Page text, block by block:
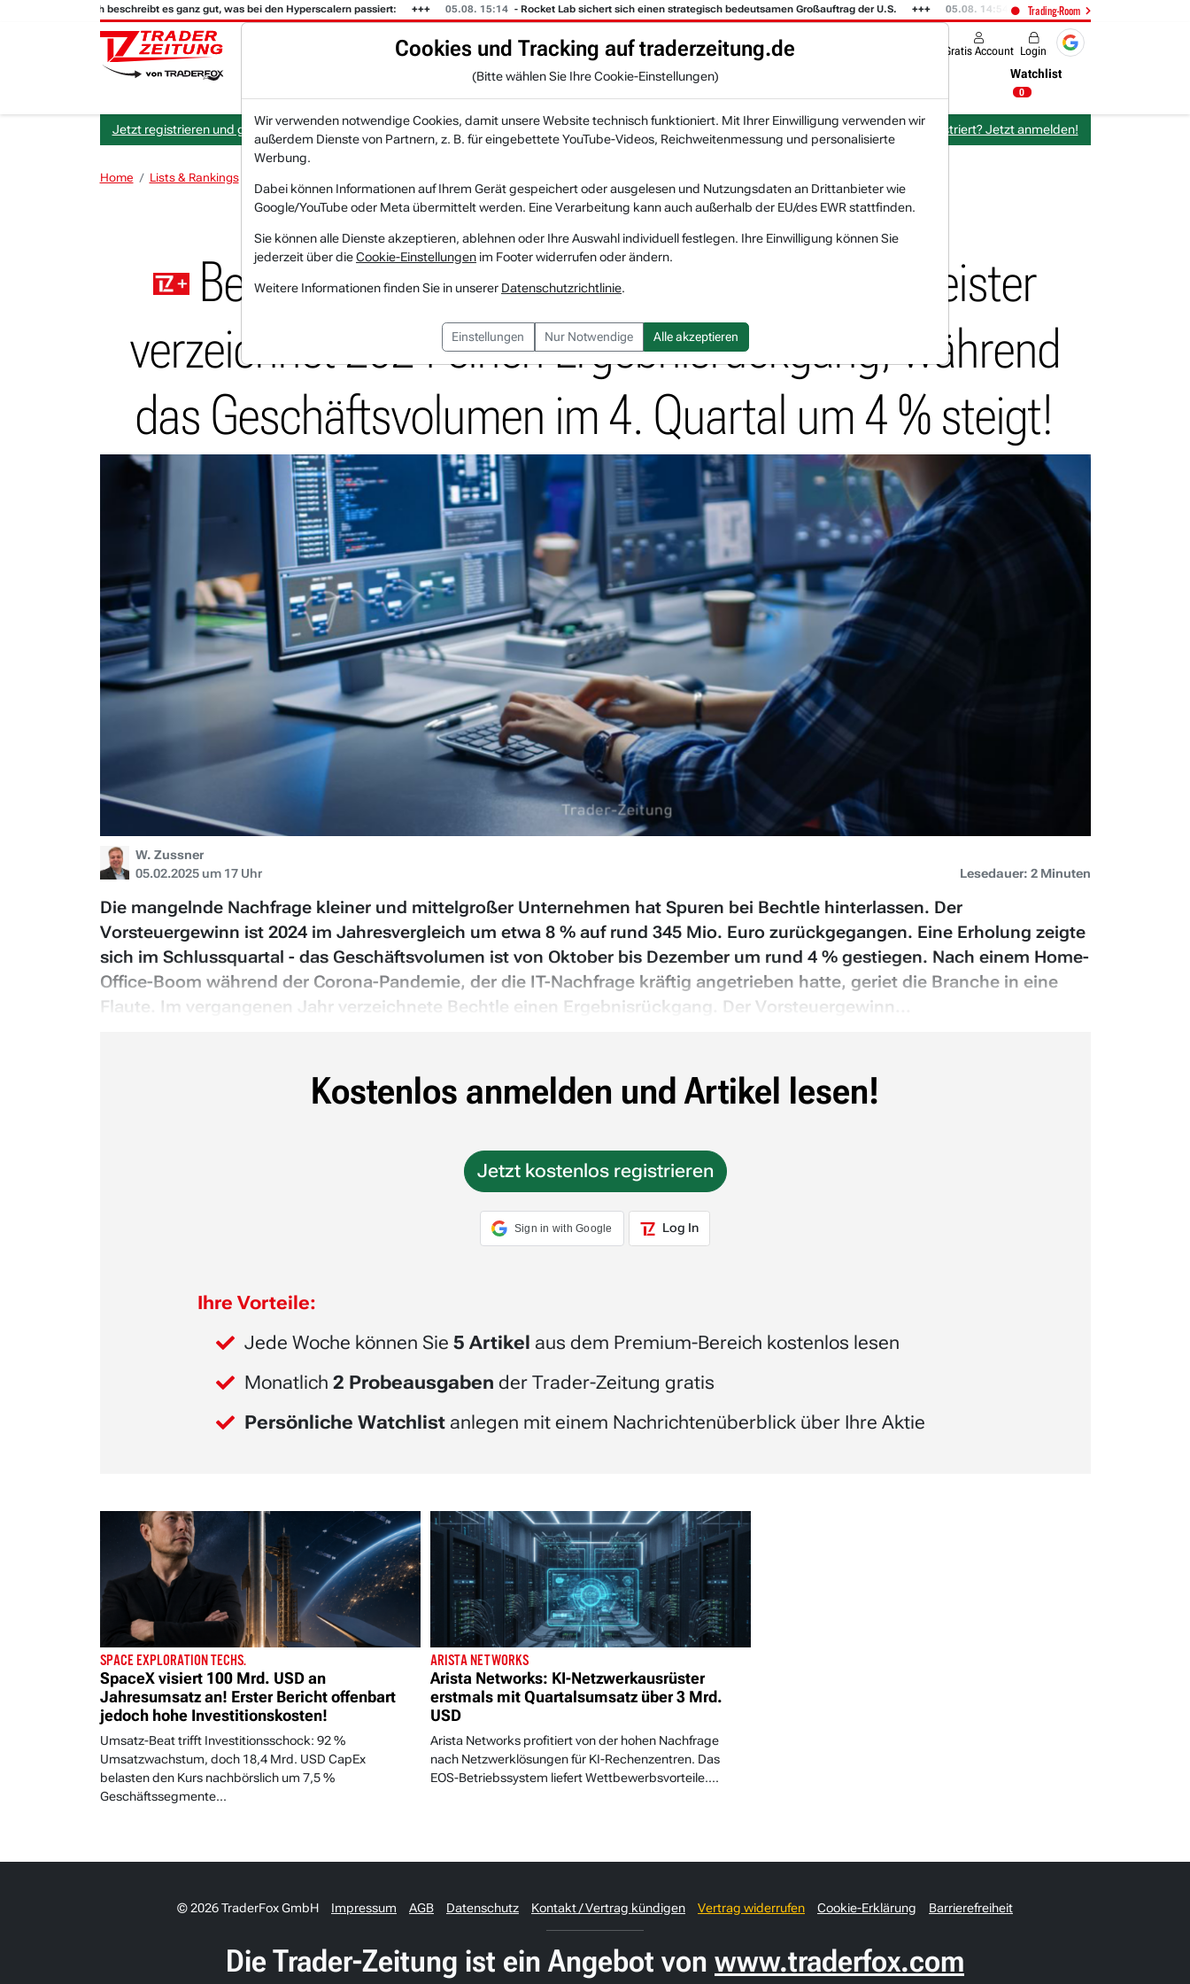
Trading-Room
Research beschreibt es ganz gut, was bei den Hyperscalern passiert: 05.08. 15:14 - Rocket Lab sichert sich einen strategisch bedeutsamen Großauftrag der U.S. 05.08. 14:54 Was Elon Musk in dieser Nacht zu NVIDIA
Gratis Account Login
KI-Agenten NEU Zeitung Rankings & Trends Watchlist
0
Jetzt registrieren und gratis Artikel lesen. Bereits bei TraderFox registriert? Jetzt anmelden!
Home Lists & Rankings
Bechtle
Bechtle im Pivotal-Point-Check: IT-Dienstleister
verzeichnet 2024 einen Ergebnisrückgang, während
das Geschäftsvolumen im 4. Quartal um 4 % steigt!
W. Zussner
05.02.2025 um 17 Uhr
Lesedauer: 2 Minuten
Die mangelnde Nachfrage kleiner und mittelgroßer Unternehmen hat Spuren bei Bechtle hinterlassen. Der
Vorsteuergewinn ist 2024 im Jahresvergleich um etwa 8 % auf rund 345 Mio. Euro zurückgegangen. Eine Erholung zeigte
sich im Schlussquartal - das Geschäftsvolumen ist von Oktober bis Dezember um rund 4 % gestiegen. Nach einem Home-
Office-Boom während der Corona-Pandemie, der die IT-Nachfrage kräftig angetrieben hatte, geriet die Branche in eine
Flaute. Im vergangenen Jahr verzeichnete Bechtle einen Ergebnisrückgang. Der Vorsteuergewinn...
Kostenlos anmelden und Artikel lesen!
Jetzt kostenlos registrieren
Sign in with Google Log In
Ihre Vorteile:
Jede Woche können Sie 5 Artikel aus dem Premium-Bereich kostenlos lesen
Monatlich 2 Probeausgaben der Trader-Zeitung gratis
Persönliche Watchlistanlegen mit einem Nachrichtenüberblick über Ihre Aktie
SPACE EXPLORATION TECHS.
SpaceX visiert 100 Mrd. USD an
Jahresumsatz an! Erster Bericht offenbart
jedoch hohe Investitionskosten!
Umsatz-Beat trifft Investitionsschock: 92 %
Umsatzwachstum, doch 18,4 Mrd. USD CapEx
belasten den Kurs nachbörslich um 7,5 %
Geschäftssegmente...
ARISTA NETWORKS
Arista Networks: KI-Netzwerkausrüster
erstmals mit Quartalsumsatz über 3 Mrd.
USD
Arista Networks profitiert von der hohen Nachfrage
nach Netzwerklösungen für KI-Rechenzentren. Das
EOS-Betriebssystem liefert Wettbewerbsvorteile....
© 2026 TraderFox GmbH Impressum AGB Datenschutz Kontakt / Vertrag kündigen Vertrag widerrufen Cookie-Erklärung Barrierefreiheit
Die Trader-Zeitung ist ein Angebot von www.traderfox.com
Cookies und Tracking auf traderzeitung.de
(Bitte wählen Sie Ihre Cookie-Einstellungen)
Wir verwenden notwendige Cookies, damit unsere Website technisch funktioniert. Mit Ihrer Einwilligung verwenden wir
außerdem Dienste von Partnern, z. B. für eingebettete YouTube-Videos, Reichweitenmessung und personalisierte
Werbung.
Dabei können Informationen auf Ihrem Gerät gespeichert oder ausgelesen und Nutzungsdaten an Drittanbieter wie
Google/YouTube oder Meta übermittelt werden. Eine Verarbeitung kann auch außerhalb der EU/des EWR stattfinden.
Sie können alle Dienste akzeptieren, ablehnen oder Ihre Auswahl individuell festlegen. Ihre Einwilligung können Sie
jederzeit über dieCookie-Einstellungen im Footer widerrufen oder ändern.
Weitere Informationen finden Sie in unserer Datenschutzrichtlinie.
Einstellungen Nur Notwendige Alle akzeptieren